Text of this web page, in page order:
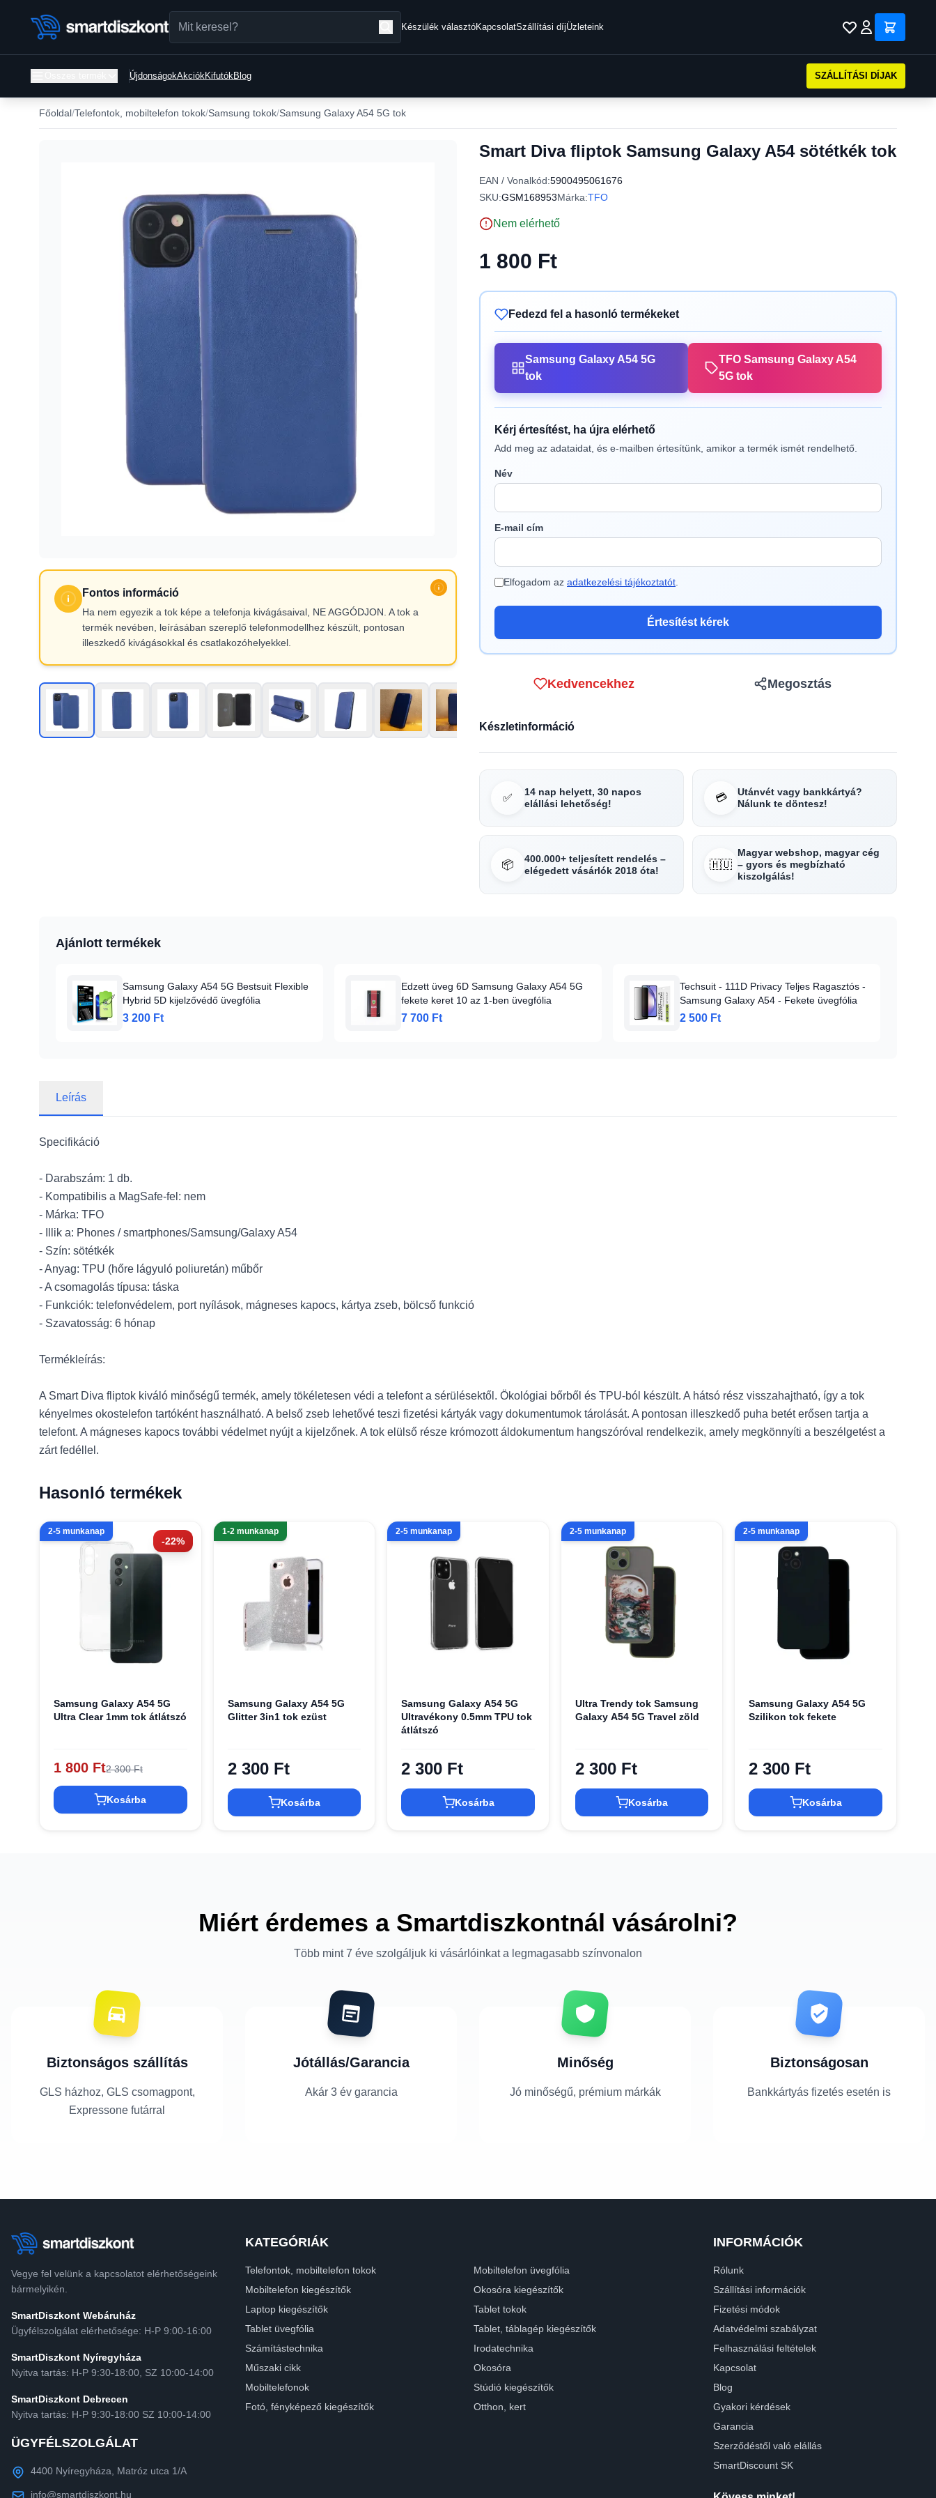
Készülék választóKapcsolatSzállítási díjÜzleteink
ÚjdonságokAkciókKifutókBlog SZÁLLÍTÁSI DÍJAK
Főoldal Telefontok, mobiltelefon tokok Samsung tokok Samsung Galaxy A54 5G tok
Fontos információ
Ha nem egyezik a tok képe a telefonja kivágásaival, NE AGGÓDJON. A tok a
termék nevében, leírásában szereplő telefonmodellhez készült, pontosan
illeszkedő kivágásokkal és csatlakozóhelyekkel.
Smart Diva fliptok Samsung Galaxy A54 sötétkék tok
EAN / Vonalkód:5900495061676
SKU:GSM168953Márka:TFO
Nem elérhető
1 800 Ft
Fedezd fel a hasonló termékeket
Samsung Galaxy A54 5G
tok
TFO Samsung Galaxy A54
5G tok
Kérj értesítést, ha újra elérhető
Add meg az adataidat, és e-mailben értesítünk, amikor a termék ismét rendelhető.
Név
E-mail cím
Elfogadom az adatkezelési tájékoztatót
Értesítést kérek
Kedvencekhez Megosztás
Készletinformáció
✅
14 nap helyett, 30 napos
elállási lehetőség!
💳
Utánvét vagy bankkártyá?
Nálunk te döntesz!
📦
400.000+ teljesített rendelés –
elégedett vásárlók 2018 óta!
🇭🇺
Magyar webshop, magyar cég
– gyors és megbízható
kiszolgálás!
Ajánlott termékek
Samsung Galaxy A54 5G Bestsuit Flexible
Hybrid 5D kijelzővédő üvegfólia
3 200 Ft
Edzett üveg 6D Samsung Galaxy A54 5G
fekete keret 10 az 1-ben üvegfólia
7 700 Ft
Techsuit - 111D Privacy Teljes Ragasztós -
Samsung Galaxy A54 - Fekete üvegfólia
2 500 Ft
Leírás
Specifikáció
- Darabszám: 1 db.
- Kompatibilis a MagSafe-fel: nem
- Márka: TFO
- Illik a: Phones / smartphones/Samsung/Galaxy A54
- Szín: sötétkék
- Anyag: TPU (hőre lágyuló poliuretán) műbőr
- A csomagolás típusa: táska
- Funkciók: telefonvédelem, port nyílások, mágneses kapocs, kártya zseb, bölcső funkció
- Szavatosság: 6 hónap
Termékleírás:
A Smart Diva fliptok kiváló minőségű termék, amely tökéletesen védi a telefont a sérülésektől. Ökológiai bőrből és TPU-ból készült. A hátsó rész visszahajtható, így a tok
kényelmes okostelefon tartóként használható. A belső zseb lehetővé teszi fizetési kártyák vagy dokumentumok tárolását. A pontosan illeszkedő puha betét erősen tartja a
telefont. A mágneses kapocs további védelmet nyújt a kijelzőnek. A tok elülső része krómozott áldokumentum hangszóróval rendelkezik, amely megkönnyíti a beszélgetést a
zárt fedéllel.
Hasonló termékek
-22%
2-5 munkanap
Samsung Galaxy A54 5G
Ultra Clear 1mm tok átlátszó
1 800 Ft2 300 Ft
Kosárba
1-2 munkanap
Samsung Galaxy A54 5G
Glitter 3in1 tok ezüst
2 300 Ft
Kosárba
2-5 munkanap
Samsung Galaxy A54 5G
Ultravékony 0.5mm TPU tok
átlátszó
2 300 Ft
Kosárba
2-5 munkanap
Ultra Trendy tok Samsung
Galaxy A54 5G Travel zöld
2 300 Ft
Kosárba
2-5 munkanap
Samsung Galaxy A54 5G
Szilikon tok fekete
2 300 Ft
Kosárba
Miért érdemes a Smartdiszkontnál vásárolni?
Több mint 7 éve szolgáljuk ki vásárlóinkat a legmagasabb színvonalon
Biztonságos szállítás
GLS házhoz, GLS csomagpont,
Expressone futárral
Jótállás/Garancia
Akár 3 év garancia
Minőség
Jó minőségű, prémium márkák
Biztonságosan
Bankkártyás fizetés esetén is
Vegye fel velünk a kapcsolatot elérhetőségeink
bármelyikén.
SmartDiszkont Webáruház
Ügyfélszolgálat elérhetősége: H-P 9:00-16:00
SmartDiszkont Nyíregyháza
Nyitva tartás: H-P 9:30-18:00, SZ 10:00-14:00
SmartDiszkont Debrecen
Nyitva tartás: H-P 9:30-18:00 SZ 10:00-14:00
ÜGYFÉLSZOLGÁLAT
4400 Nyíregyháza, Matróz utca 1/A
info@smartdiszkont.hu
KATEGÓRIÁK
Telefontok, mobiltelefon tokok
Mobiltelefon üvegfólia
Mobiltelefon kiegészítők
Okosóra kiegészítők
Laptop kiegészítők
Tablet tokok
Tablet üvegfólia
Tablet, táblagép kiegészítők
Számítástechnika
Irodatechnika
Műszaki cikk
Okosóra
Mobiltelefonok
Stúdió kiegészítők
Fotó, fényképező kiegészítők
Otthon, kert
INFORMÁCIÓK
Rólunk
Szállítási információk
Fizetési módok
Adatvédelmi szabályzat
Felhasználási feltételek
Kapcsolat
Blog
Gyakori kérdések
Garancia
Szerződéstől való elállás
SmartDiscount SK